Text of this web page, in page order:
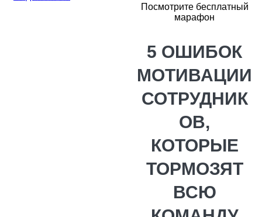
Посмотрите бесплатный
марафон
5 ОШИБОК
МОТИВАЦИИ
СОТРУДНИК
ОВ,
КОТОРЫЕ
ТОРМОЗЯТ
ВСЮ